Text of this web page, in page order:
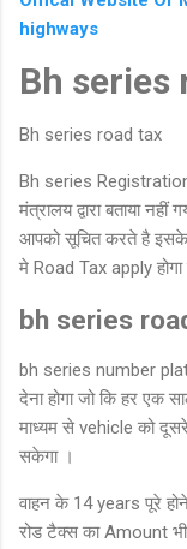
highways
Bh
Bh series road tax
Bh series
मंत्रालय द्वारा बताया
आपको सूचित करते है
मे Road Tax apply होगा
bh series
bh series number
देना होगा जो कि हर एक
माध्यम से vehicle को
सकेगा ।
वाहन के 14 years पूरे
रोड टैक्स का Amount